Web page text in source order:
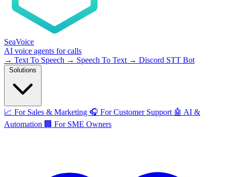
SeaVoice
AI voice agents for calls
→ Text To Speech → Speech To Text → Discord STT Bot
📈 For Sales & Marketing 🎧 For Customer Support 🤖 AI &
Automation 🏢 For SME Owners